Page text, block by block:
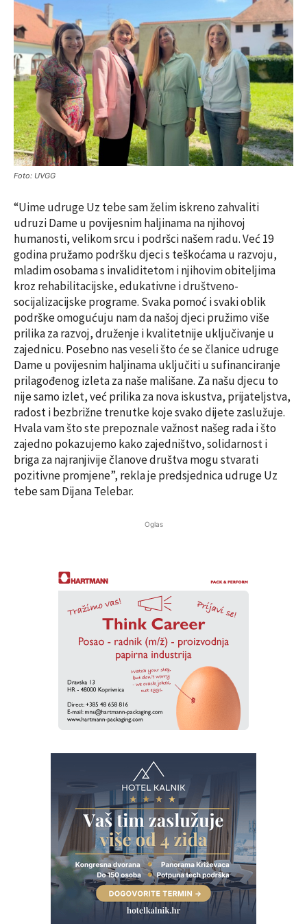
Foto: UVGG
“Uime udruge Uz tebe sam želim iskreno zahvaliti
udruzi Dame u povijesnim haljinama na njihovoj
humanosti, velikom srcu i podršci našem radu. Već 19
godina pružamo podršku djeci s teškoćama u razvoju,
mladim osobama s invaliditetom i njihovim obiteljima
kroz rehabilitacijske, edukativne i društveno-
socijalizacijske programe. Svaka pomoć i svaki oblik
podrške omogućuju nam da našoj djeci pružimo više
prilika za razvoj, druženje i kvalitetnije uključivanje u
zajednicu. Posebno nas veseli što će se članice udruge
Dame u povijesnim haljinama uključiti u sufinanciranje
prilagođenog izleta za naše mališane. Za našu djecu to
nije samo izlet, već prilika za nova iskustva, prijateljstva,
radost i bezbrižne trenutke koje svako dijete zaslužuje.
Hvala vam što ste prepoznale važnost našeg rada i što
zajedno pokazujemo kako zajedništvo, solidarnost i
briga za najranjivije članove društva mogu stvarati
pozitivne promjene”, rekla je predsjednica udruge Uz
tebe sam Dijana Telebar.
Oglas